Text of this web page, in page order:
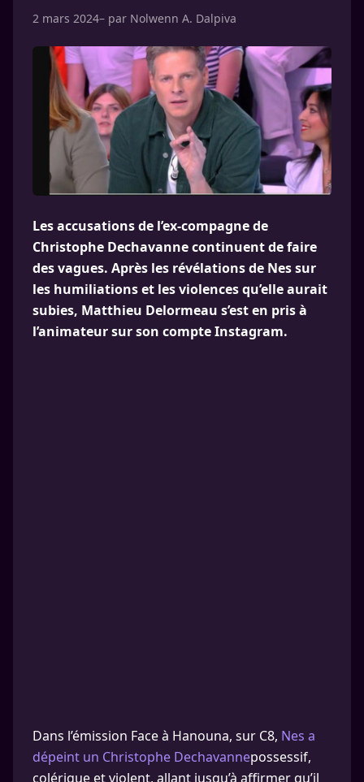
2 mars 2024– par Nolwenn A. Dalpiva
Les accusations de l’ex-compagne de
Christophe Dechavanne continuent de faire
des vagues. Après les révélations de Nes sur
les humiliations et les violences qu’elle aurait
subies, Matthieu Delormeau s’est en pris à
l’animateur sur son compte Instagram.
Dans l’émission Face à Hanouna, sur C8, Nes a
dépeint un Christophe Dechavannepossessif,
colérique et violent, allant jusqu’à affirmer qu’il